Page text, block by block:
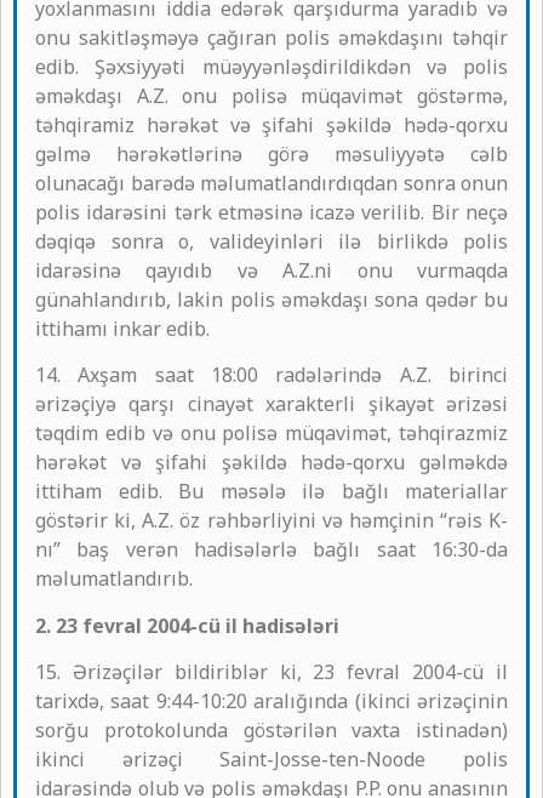
yoxlanmasını iddia edərək qarşıdurma yaradıb və
onu sakitləşməyə çağıran polis əməkdaşını təhqir
edib. Şəxsiyyəti müəyyənləşdirildikdən və polis
əməkdaşı A.Z. onu polisə müqavimət göstərmə,
təhqiramiz hərəkət və şifahi şəkildə hədə-qorxu
gəlmə hərəkətlərinə görə məsuliyyətə cəlb
olunacağı barədə məlumatlandırdıqdan sonra onun
polis idarəsini tərk etməsinə icazə verilib. Bir neçə
dəqiqə sonra o, valideyinləri ilə birlikdə polis
idarəsinə qayıdıb və A.Z.ni onu vurmaqda
günahlandırıb, lakin polis əməkdaşı sona qədər bu
ittihamı inkar edib.
14. Axşam saat 18:00 radələrində A.Z. birinci
ərizəçiyə qarşı cinayət xarakterli şikayət ərizəsi
təqdim edib və onu polisə müqavimət, təhqirazmiz
hərəkət və şifahi şəkildə hədə-qorxu gəlməkdə
ittiham edib. Bu məsələ ilə bağlı materiallar
göstərir ki, A.Z. öz rəhbərliyini və həmçinin “rəis K-
nı” baş verən hadisələrlə bağlı saat 16:30-da
məlumatlandırıb.
2. 23 fevral 2004-cü il hadisələri
15. Ərizəçilər bildiriblər ki, 23 fevral 2004-cü il
tarixdə, saat 9:44-10:20 aralığında (ikinci ərizəçinin
sorğu protokolunda göstərilən vaxta istinadən)
ikinci ərizəçi Saint-Josse-ten-Noode polis
idarəsində olub və polis əməkdaşı P.P. onu anasının